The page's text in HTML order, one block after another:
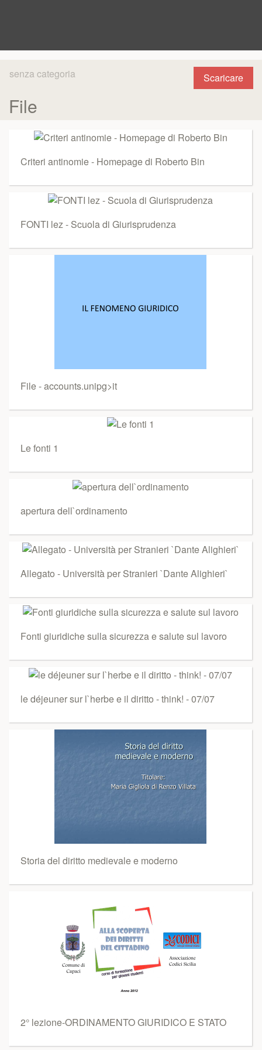
Scaricare
senza categoria
File
Criteri antinomie - Homepage di Roberto Bin
FONTI lez - Scuola di Giurisprudenza
File - accounts.unipg>it
Le fonti 1
apertura dell`ordinamento
Allegato - Università per Stranieri `Dante Alighieri`
Fonti giuridiche sulla sicurezza e salute sul lavoro
le déjeuner sur l`herbe e il diritto - think! - 07/07
Storia del diritto medievale e moderno
2° lezione-ORDINAMENTO GIURIDICO E STATO